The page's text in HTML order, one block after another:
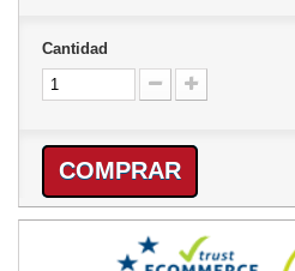
Cantidad
COMPRAR